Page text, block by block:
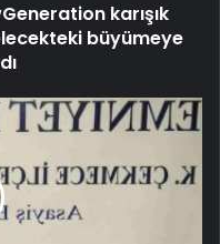
karışık
büyümeye